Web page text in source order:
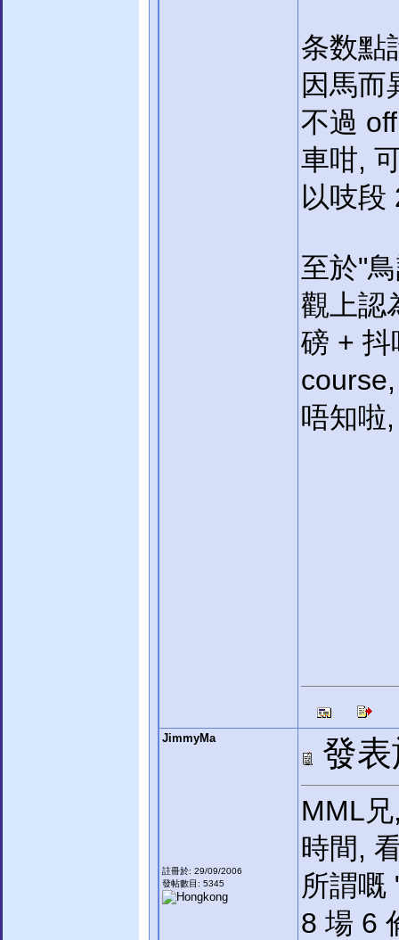
条数點
因馬而
不過
車咁,
以吱段
至於"
觀上認
磅 + 抖
唔知啦
JimmyMa
註冊於: 29/09/2006
發帖數目: 5345
發
MML
時間,
所謂嘅
8 場 6